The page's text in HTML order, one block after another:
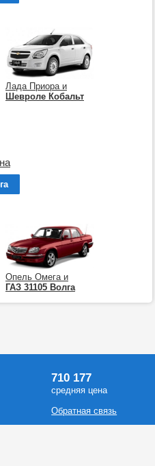
Лада Приора и
Шевроле Кобальт
Опель Омега и
ГАЗ 31105 Волга
710 177
средняя цена
Обратная связь